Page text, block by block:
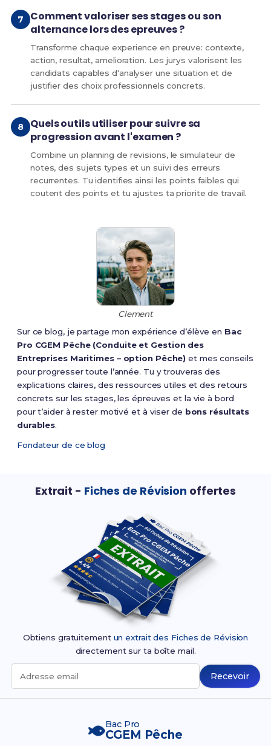
Comment valoriser ses stages ou son
alternance lors des epreuves ?
Transforme chaque experience en preuve: contexte,
action, resultat, amelioration. Les jurys valorisent les
candidats capables d'analyser une situation et de
justifier des choix professionnels concrets.
Quels outils utiliser pour suivre sa
progression avant l'examen ?
Combine un planning de revisions, le simulateur de
notes, des sujets types et un suivi des erreurs
recurrentes. Tu identifies ainsi les points faibles qui
coutent des points et tu ajustes ta priorite de travail.
Clement
Sur ce blog, je partage mon expérience d’élève en Bac
Pro CGEM Pêche (Conduite et Gestion des
Entreprises Maritimes – option Pêche) et mes conseils
pour progresser toute l’année. Tu y trouveras des
explications claires, des ressources utiles et des retours
concrets sur les stages, les épreuves et la vie à bord
pour t’aider à rester motivé et à viser de bons résultats
durables.
Fondateur de ce blog
Extrait - Fiches de Révision offertes
Obtiens gratuitement un extrait des Fiches de Révision
directement sur ta boîte mail.
Adresse email Recevoir
Bac Pro
CGEM Pêche